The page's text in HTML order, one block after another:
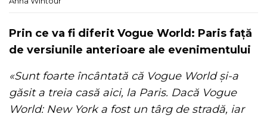
Prin ce va fi diferit Vogue World: Paris față
de versiunile anterioare ale evenimentului
«Sunt foarte încântată că Vogue World și-a
găsit a treia casă aici, la Paris. Dacă Vogue
World: New York a fost un târg de stradă, iar